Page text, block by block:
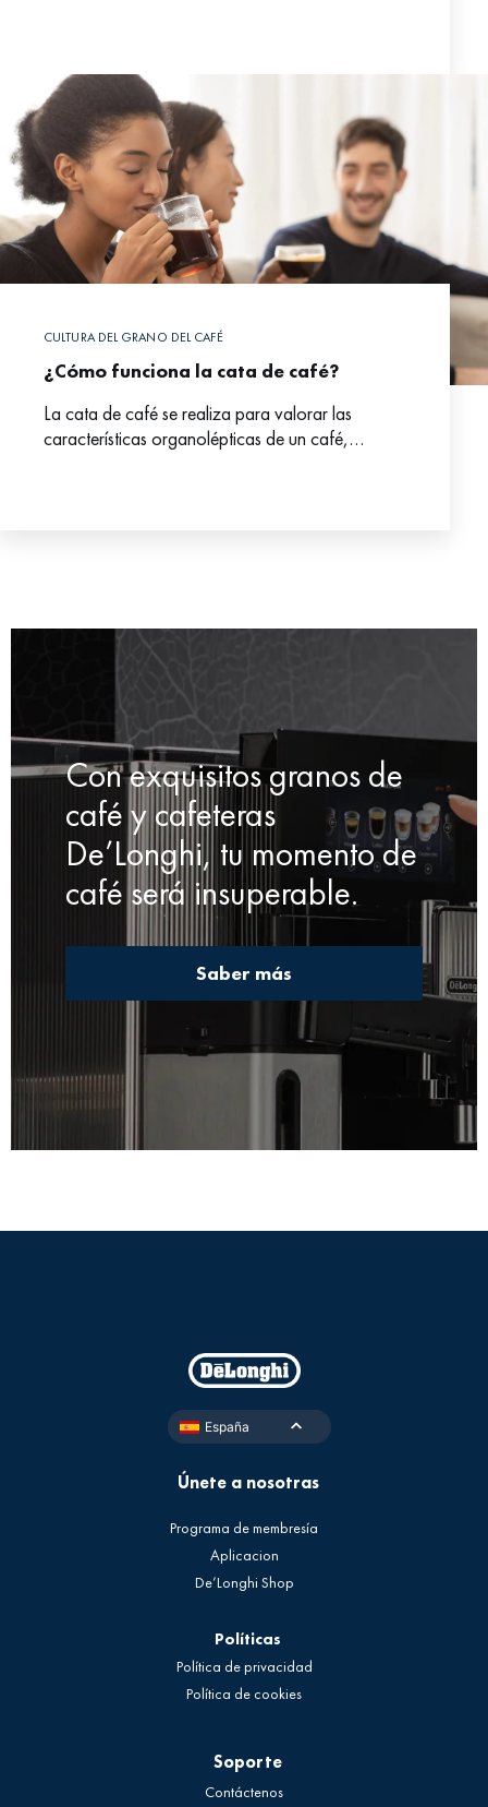
CULTURA DEL GRANO DEL CAFÉ
¿Cómo funciona la cata de café?
La cata de café se realiza para valorar las
características organolépticas de un café,
Con exquisitos granos de
café y cafeteras
De’Longhi, tu momento de
café será insuperable.
Saber más
España
Únete a nosotras
Programa de membresía
Aplicacion
De’Longhi Shop
Políticas
Política de privacidad
Política de cookies
Soporte
Contáctenos